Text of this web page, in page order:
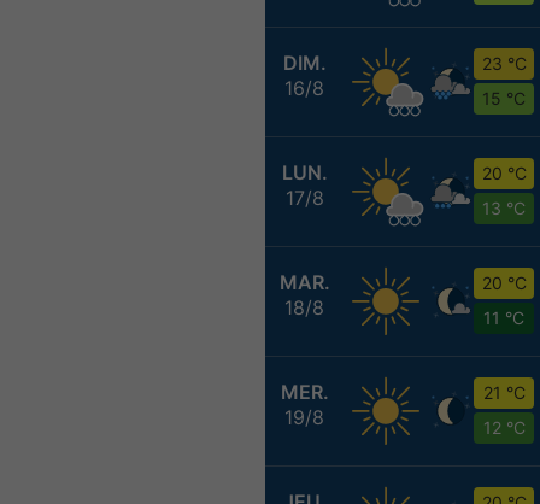
DIM.
16/8
23 °C
15 °C
LUN.
17/8
20 °C
13 °C
MAR.
18/8
20 °C
11 °C
MER.
19/8
21 °C
12 °C